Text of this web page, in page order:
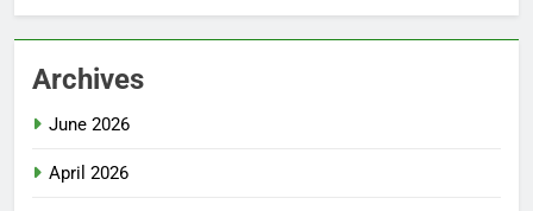
Archives
June 2026
April 2026